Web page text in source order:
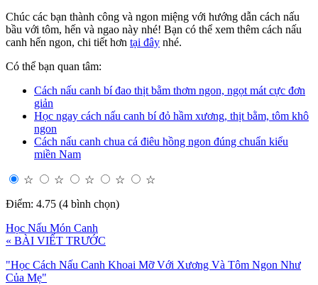
Chúc các bạn thành công và ngon miệng với hướng dẫn cách nấu
bầu với tôm, hến và ngao này nhé! Bạn có thể xem thêm cách nấu
canh hến ngon, chi tiết hơn tại đây nhé.
Có thể bạn quan tâm:
Cách nấu canh bí đao thịt bằm thơm ngon, ngọt mát cực đơn
giản
Học ngay cách nấu canh bí đỏ hầm xương, thịt bằm, tôm khô
ngon
Cách nấu canh chua cá điêu hồng ngon đúng chuẩn kiểu
miền Nam
☆ ☆ ☆ ☆
☆
Điểm: 4.75 (4 bình chọn)
Học Nấu Món Canh
« BÀI VIẾT TRƯỚC
"Học Cách Nấu Canh Khoai Mỡ Với Xương Và Tôm Ngon Như
Của Mẹ"